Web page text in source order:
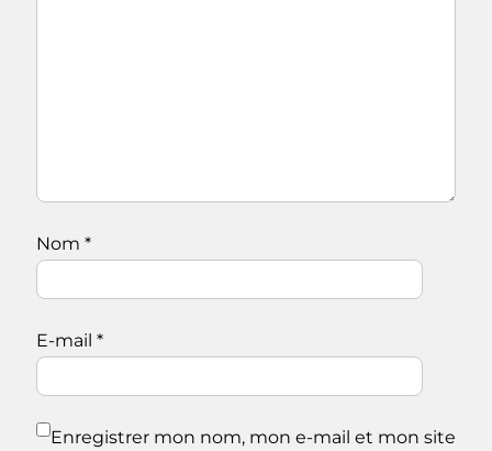
Nom *
E-mail *
Enregistrer mon nom, mon e-mail et mon site